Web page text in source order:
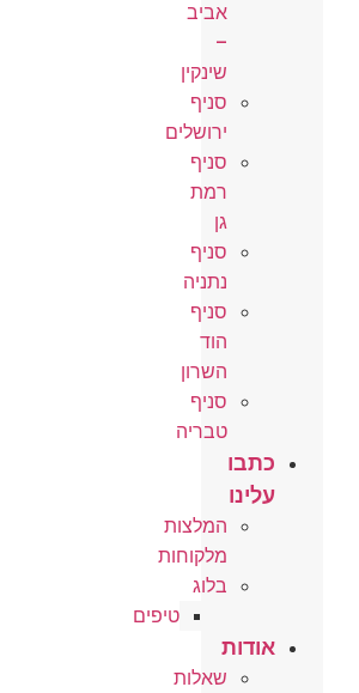
אביב
–
שינקין
סניף
ירושלים
סניף
רמת
גן
סניף
נתניה
סניף
הוד
השרון
סניף
טבריה
כתבו
עלינו
המלצות
מלקוחות
בלוג
טיפים
אודות
שאלות